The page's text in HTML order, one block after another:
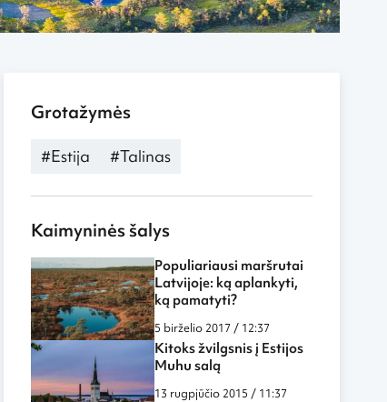
Grotažymės
#Estija #Talinas
Kaimyninės šalys
Populiariausi maršrutai
Latvijoje: ką aplankyti,
ką pamatyti?
5 birželio 2017 / 12:37
Kitoks žvilgsnis į Estijos
Muhu salą
13 rugpjūčio 2015 / 11:37